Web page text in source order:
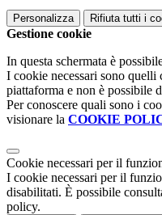
Personalizza Rifiuta tutti i
Gestione cookie
In questa schermata è
I cookie necessari sono
piattaforma e non è possibile
Per conoscere quali sono i
visionare la COOKIE
Cookie necessari per il
I cookie necessari per il
disabilitati. È possibile
policy.